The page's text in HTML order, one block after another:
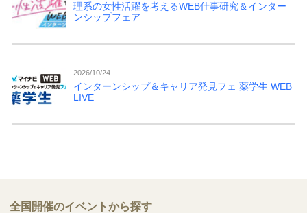
理系の女性活躍を考えるWEB仕事研究＆インター
ンシップフェア
2026/10/24
インターンシップ＆キャリア発見フェ 薬学生 WEB
LIVE
全国開催のイベントから探す